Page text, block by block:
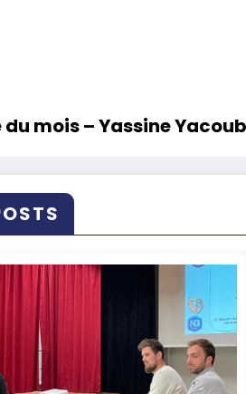
du mois – Yassine